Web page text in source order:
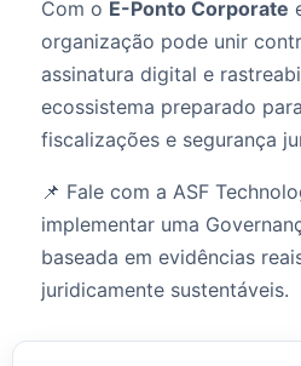
Com o E-Ponto Corporate
organização pode unir
assinatura digital e
ecossistema preparado
fiscalizações e segurança
📌 Fale com a ASF
implementar uma
baseada em evidências
juridicamente sustentáveis.